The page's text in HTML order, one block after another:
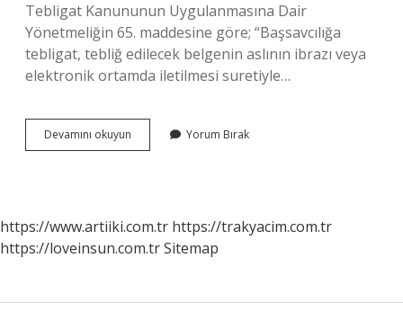
Tebligat Kanununun Uygulanmasına Dair
Yönetmeliğin 65. maddesine göre; “Başsavcılığa
tebligat, tebliğ edilecek belgenin aslının ibrazı veya
elektronik ortamda iletilmesi suretiyle…
Devamını okuyun Savcılıktan
Gelen
Yorum Bırak
https://www.artiiki.com.tr https://trakyacim.com.tr
https://loveinsun.com.trSitemap